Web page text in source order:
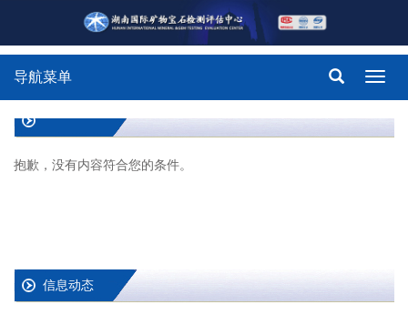
导航菜单
抱歉，没有内容符合您的条件。
信息动态